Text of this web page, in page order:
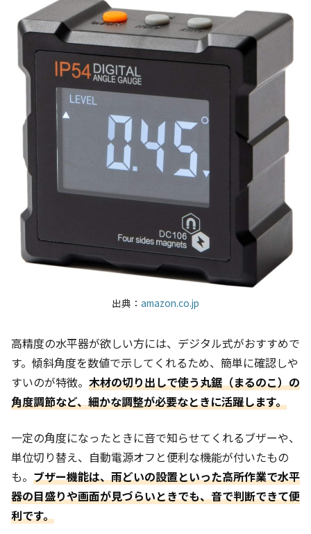
出典： amazon.co.jp
高精度の水平器が欲しい方には、デジタル式がおすすめで
す。傾斜角度を数値で示してくれるため、簡単に確認しや
すいのが特徴。 木材の切り出しで使う丸鋸（まるのこ）の
角度調節など、細かな調整が必要なときに活躍します。
一定の角度になったときに音で知らせてくれるブザーや、
単位切り替え、自動電源オフと便利な機能が付いたもの
も。 ブザー機能は、雨どいの設置といった高所作業で水平
器の目盛りや画面が見づらいときでも、音で判断できて便
利です。